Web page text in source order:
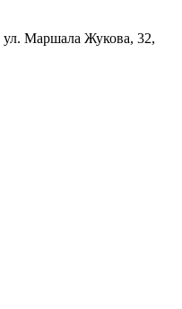
ул. Маршала Жукова, 32,